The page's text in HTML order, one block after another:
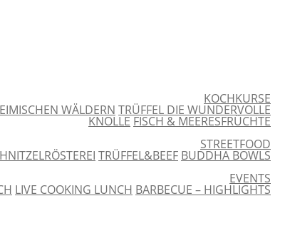
KOCHKURSE
WÄLDERN TRÜFFEL DIE WUNDERVOLLE
KNOLLE FISCH & MEERESFRÜCHTE
STREETFOOD
TRÜFFEL&BEEF BUDDHA BOWLS
EVENTS
LIVE COOKING LUNCH BARBECUE – HIGHLIGHTS